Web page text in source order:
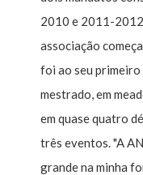
2010 e 2011-
associação
foi ao seu
mestrado, em
em quase quatro
três eventos. "A
grande na minha